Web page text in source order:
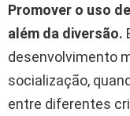
Promover o uso
além da diversão.
desenvolvimento
socialização,
entre diferentes